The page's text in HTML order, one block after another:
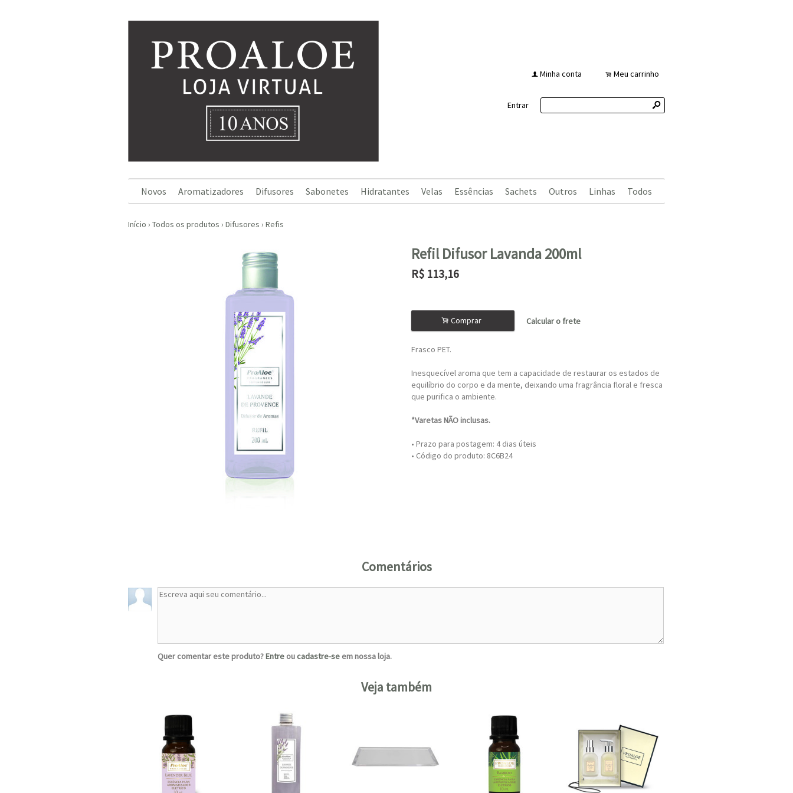
f Minha conta . Meu carrinho
Entrar s
Novos Aromatizadores Difusores Sabonetes Hidratantes Velas Essências Sachets Outros Linhas Todos
Início › Todos os produtos › Difusores › Refis
Refil Difusor Lavanda 200ml
R$ 113,16
. Comprar Calcular o frete
Frasco PET.
Inesquecível aroma que tem a capacidade de restaurar os estados de
equilíbrio do corpo e da mente, deixando uma fragrância floral e fresca
que purifica o ambiente.
*Varetas NÃO inclusas.
• Prazo para postagem: 4 dias úteis
• Código do produto: 8C6B24
Comentários
Quer comentar este produto?Entre oucadastre-se em nossa loja.
Veja também